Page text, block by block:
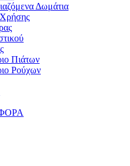
Δωμάτια
Χρήσης
Πιάτων
Ρούχων